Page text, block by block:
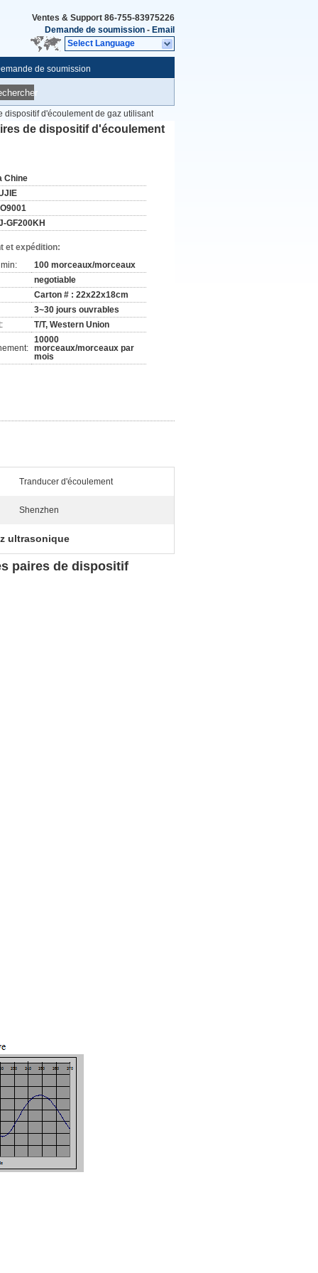
Ventes & Support 86-755-83975226
Demande de soumission - Email
Select Language
de soumission
dispositif d'écoulement de gaz utilisant
de dispositif d'écoulement
Chine
GF200KH
et expédition:
100 morceaux/morceaux
negotiable
Carton # : 22x22x18cm
3~30 jours ouvrables
T/T, Western Union
10000
morceaux/morceaux par
mois
Tranducer d'écoulement
Shenzhen
ultrasonique
paires de dispositif